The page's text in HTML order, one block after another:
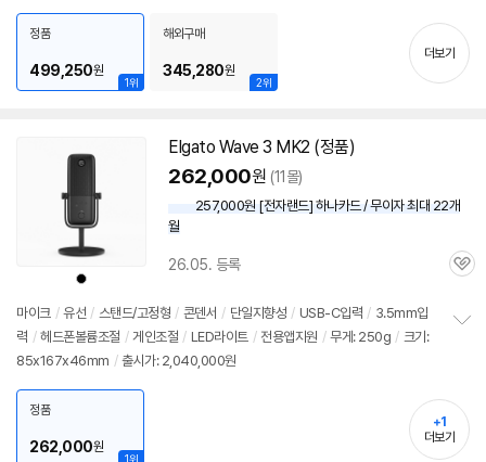
기
1위
정품
499,250원
2위
해외구매
345,280원
더보기
상
품
색
상
Elgato Wave 3 MK2 (정품)
262,000원 (11몰)
257,000원 [전자랜드] 하나카드 / 무이자 최대 22개
월
26.05. 등록
관
마이크 / 유선 / 스탠드/고정형 / 콘덴서 / 단일지향성 / USB-C입력 / 3.5mm입
력 / 헤드폰볼륨조절 / 게인조절 / LED라이트 / 전용앱지원 / 무게: 250g / 크기:
85x167x46mm / 출시가: 2,040,000원
기
1위
정품
262,000원
+1
더보기